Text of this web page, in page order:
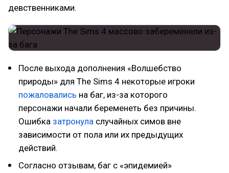
девственниками.
После выхода дополнения «Волшебство
природы» для The Sims 4 некоторые игроки
пожаловались на баг, из-за которого
персонажи начали беременеть без причины.
Ошибка затронула случайных симов вне
зависимости от пола или их предыдущих
действий.
Согласно отзывам, баг с «эпидемией»